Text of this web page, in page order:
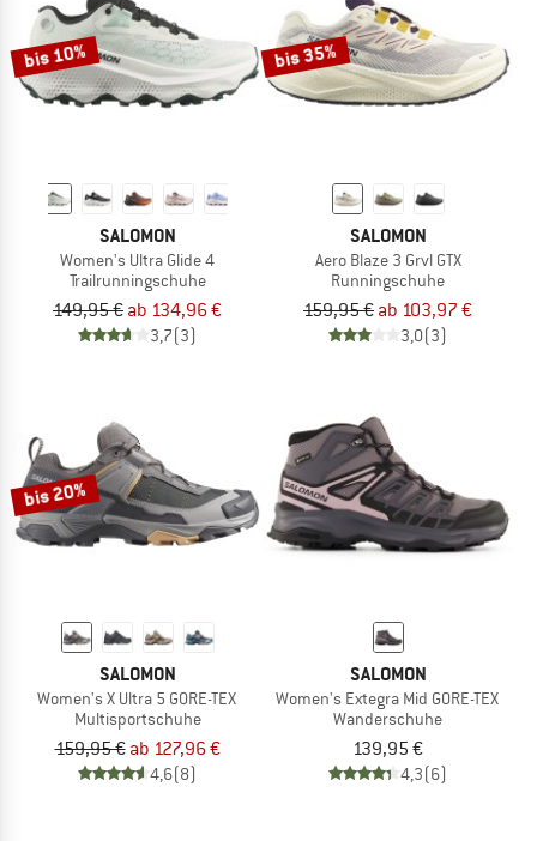
bis 10%
SALOMON
Women's Ultra Glide 4
Trailrunningschuhe
149,95 € ab 134,96 €
3,7(3)
bis 35%
SALOMON
Aero Blaze 3 Grvl GTX
Runningschuhe
159,95 € ab 103,97 €
3,0(3)
bis 20%
SALOMON
Women's X Ultra 5 GORE-TEX
Multisportschuhe
159,95 € ab 127,96 €
4,6(8)
SALOMON
Women's Extegra Mid GORE-TEX
Wanderschuhe
139,95 €
4,3(6)